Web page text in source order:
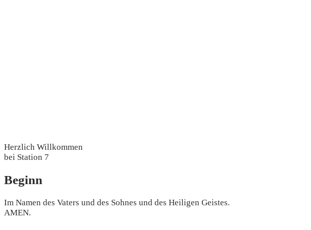
Herzlich Willkommen
bei Station 7
Beginn
Im Namen des Vaters und des Sohnes und des Heiligen Geistes.
AMEN.